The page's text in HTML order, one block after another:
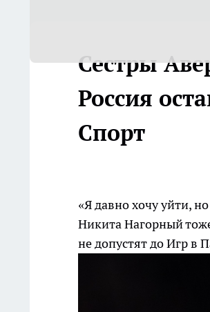
Сестры
Россия
Спорт
«Я давно хочу уйти,
Никита Нагорный
не допустят до Игр в